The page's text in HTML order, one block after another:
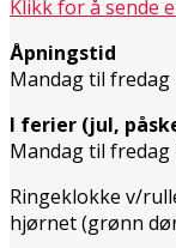
Klikk for å sende
Åpningstid
Mandag til fredag
I ferier (jul,
Mandag til fredag
Ringeklokke v/
hjørnet (grønn